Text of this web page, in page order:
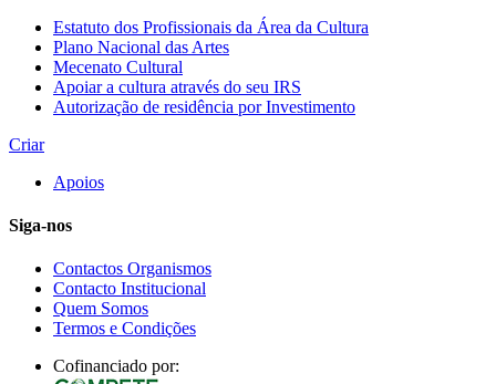
Estatuto dos Profissionais da Área da Cultura
Plano Nacional das Artes
Mecenato Cultural
Apoiar a cultura através do seu IRS
Autorização de residência por Investimento
Criar
Apoios
Siga-nos
Contactos Organismos
Contacto Institucional
Quem Somos
Termos e Condições
Cofinanciado por: